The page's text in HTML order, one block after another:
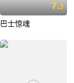
7.3
巴士惊魂